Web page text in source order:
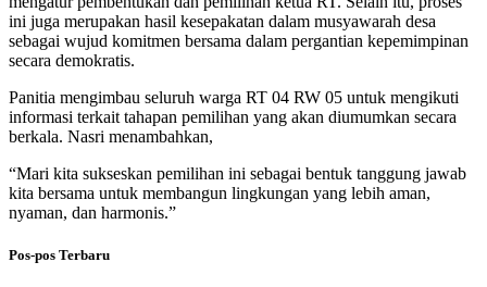
ini juga merupakan hasil kesepakatan dalam musyawarah desa
sebagai wujud komitmen bersama dalam pergantian kepemimpinan
secara demokratis.
Panitia mengimbau seluruh warga RT 04 RW 05 untuk mengikuti
informasi terkait tahapan pemilihan yang akan diumumkan secara
berkala. Nasri menambahkan,
“Mari kita sukseskan pemilihan ini sebagai bentuk tanggung jawab
kita bersama untuk membangun lingkungan yang lebih aman,
nyaman, dan harmonis.”
Pos-pos Terbaru